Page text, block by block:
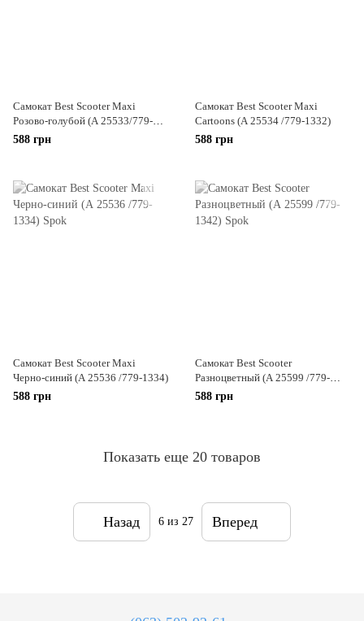
Самокат Best Scooter Maxi
Розово-голубой (А 25533/779-
1331)
588 грн
Самокат Best Scooter Maxi
Cartoons (А 25534 /779-1332)
588 грн
Самокат Best Scooter Maxi
Черно-синий (А 25536 /779-1334)
588 грн
Самокат Best Scooter
Разноцветный (А 25599 /779-
1342)
588 грн
Показать еще 20 товаров
Назад 6 из 27 Вперед